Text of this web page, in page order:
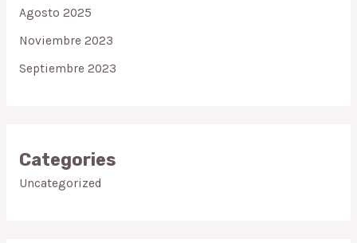
Agosto 2025
Noviembre 2023
Septiembre 2023
Categories
Uncategorized